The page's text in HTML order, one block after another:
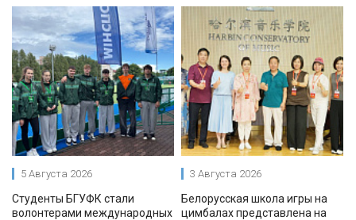
5 Августа 2026
Студенты БГУФК стали
волонтерами международных
3 Августа 2026
Белорусская школа игры на
цимбалах представлена на